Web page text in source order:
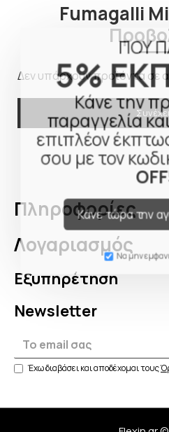
ΠΟΥ
5%
Κάνε την
παραγγελία
επιπλέον
σου με τον
Κάνε τώρα την
Να μην
Fumagalli
Δεν υπάρχουν προϊόντα σε
Πληροφορίες
Λογαριασμός
Εξυπηρέτηση
Newsletter
Έχω διαβάσει και αποδέχομαι τους